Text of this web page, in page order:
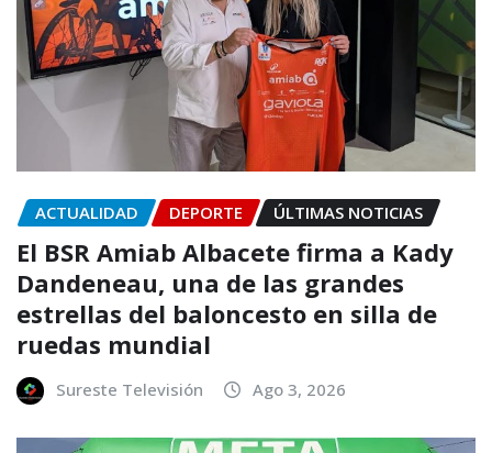
ACTUALIDAD DEPORTE ÚLTIMAS NOTICIAS
El BSR Amiab Albacete firma a Kady
Dandeneau, una de las grandes
estrellas del baloncesto en silla de
ruedas mundial
Sureste Televisión Ago 3, 2026